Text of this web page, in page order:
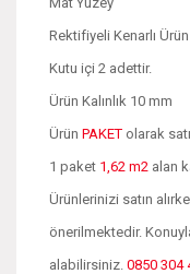
Rektifiyeli Kenarlı Ürün
Kutu içi 2 adettir.
Ürün Kalınlık 10 mm
Ürün PAKET olarak
1 paket 1,62 m2 alan
Ürünlerinizi satın
önerilmektedir.
alabilirsiniz. 0850 304